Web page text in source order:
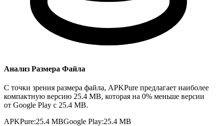
Анализ Размера Файла
С точки зрения размера файла, APKPure предлагает наиболее
компактную версию 25.4 MB, которая на 0% меньше версии
от Google Play с 25.4 MB.
APKPure:25.4 MBGoogle Play:25.4 MB